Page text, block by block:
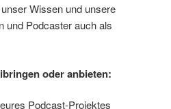
Wissen und unsere
und Podcaster auch als
oder anbieten:
Podcast-Projektes